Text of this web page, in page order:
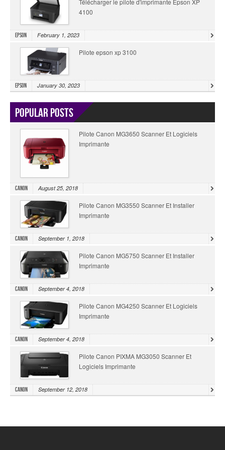
4100
Epson February 1, 2023
Pilote epson xp 3100
Epson January 30, 2023
Popular Posts
Pilote Canon MG3650 Scanner Et Logiciels
Imprimante
Canon August 25, 2018
Pilote Canon MG3550 Scanner Et Installer
Imprimante
Canon September 1, 2018
Pilote Canon MG5750 Scanner Et Installer
Imprimante
Canon September 4, 2018
Pilote Canon MG4250 Scanner Et Logiciels
Imprimante
Canon September 4, 2018
Pilote Canon PIXMA MG3050 Scanner Et
Logiciels Imprimante
Canon September 12, 2018